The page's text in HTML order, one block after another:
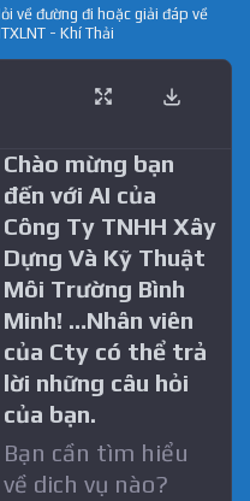
về đường đi hoặc giải đáp về
- Khí Thải
Chào mừng bạn
đến với AI của
Công Ty TNHH Xây
Dựng Và Kỹ Thuật
Môi Trường Bình
Minh! …Nhân viên
của Cty có thể trả
lời những câu hỏi
của bạn.
Bạn cần tìm hiểu
về dich vụ nào?